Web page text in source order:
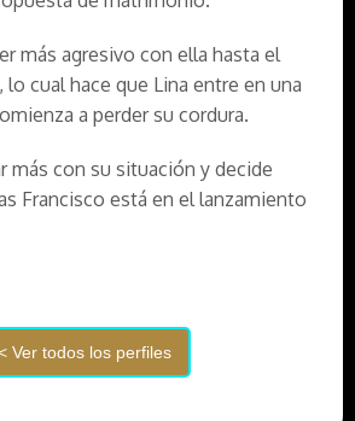
más agresivo con ella hasta el
cual hace que Lina entre en una
a perder su cordura.
más con su situación y decide
Francisco está en el lanzamiento